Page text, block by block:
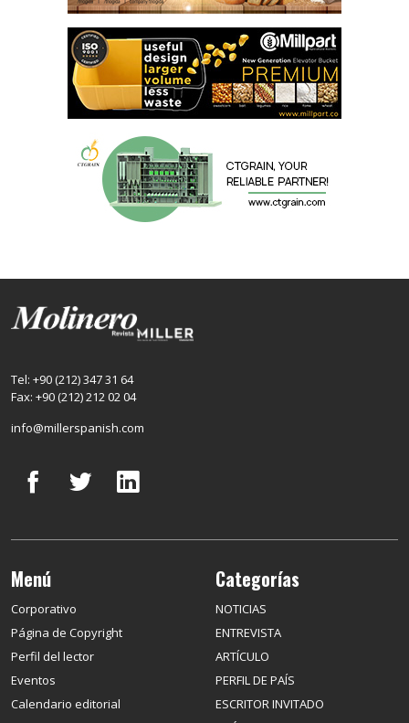
Tel: +90 (212) 347 31 64
Fax: +90 (212) 212 02 04
info@millerspanish.com
Menú
Corporativo
Página de Copyright
Perfil del lector
Eventos
Calendario editorial
Categorías
NOTICIAS
ENTREVISTA
ARTÍCULO
PERFIL DE PAÍS
ESCRITOR INVITADO